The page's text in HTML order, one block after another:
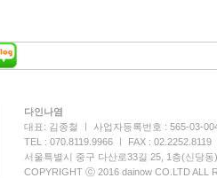
다인나염
대표: 김종철 ㅣ 사업자등록번호 : 565-03-
TEL : 070.8119.9966 ㅣ FAX : 02.2252.8119
서울특별시 중구 다산로33길 25, 1층(신당동)
COPYRIGHT ⓒ 2016 dainow CO.LTD ALL